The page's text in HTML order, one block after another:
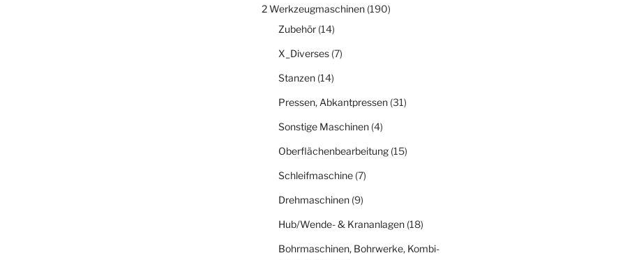
2 Werkzeugmaschinen(190)
Zubehör(14)
X_Diverses(7)
Stanzen(14)
Pressen, Abkantpressen(31)
Sonstige Maschinen(4)
Oberflächenbearbeitung(15)
Schleifmaschine(7)
Drehmaschinen(9)
Hub/Wende- & Krananlagen(18)
Bohrmaschinen, Bohrwerke, Kombi-